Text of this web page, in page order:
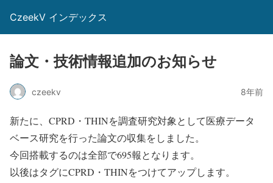
CzeekV インデックス
論文・技術情報追加のお知らせ
czeekv 8年前
新たに、CPRD・THINを調査研究対象として医療データ
ベース研究を行った論文の収集をしました。
今回搭載するのは全部で695報となります。
以後はタグにCPRD・THINをつけてアップします。